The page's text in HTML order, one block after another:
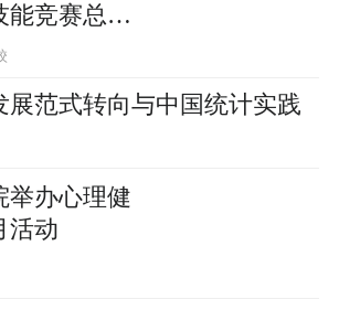
能竞赛总结
展范式转向与中国统计实践
举办心理健
活动